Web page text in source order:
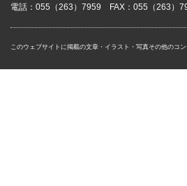
電話：055（263）7959 FAX：055（263）
このウェブサイトに掲載の文章・イラスト・写真その他のコ